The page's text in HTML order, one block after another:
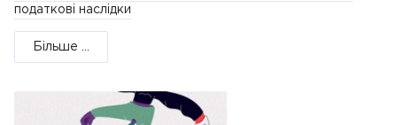
податкові наслідки
Більше ...